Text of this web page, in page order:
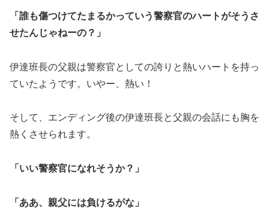
「誰も傷つけてたまるかっていう警察官のハートがそうさ
せたんじゃねーの？」
伊達班長の父親は警察官としての誇りと熱いハートを持っ
ていたようです。いやー、熱い！
そして、エンディング後の伊達班長と父親の会話にも胸を
熱くさせられます。
「いい警察官になれそうか？」
「ああ、親父には負けるがな」